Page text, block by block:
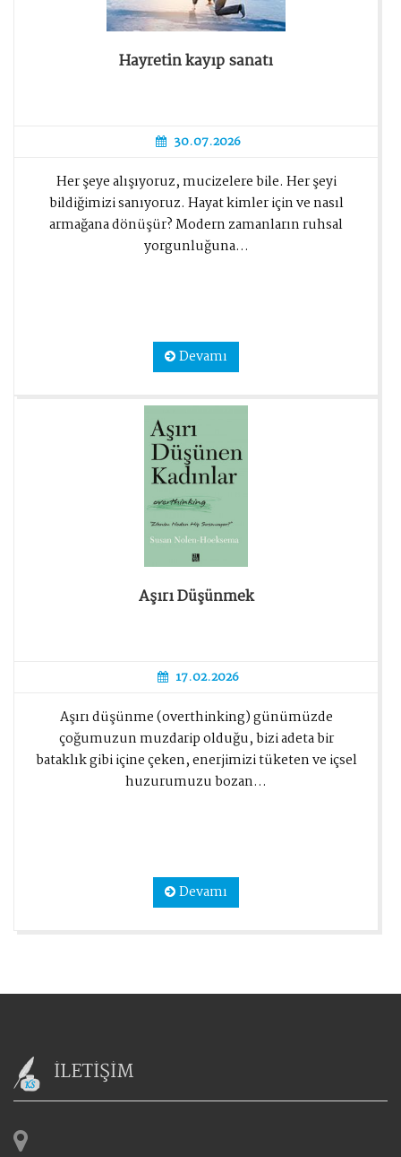
Hayretin kayıp sanatı
30.07.2026
Her şeye alışıyoruz, mucizelere bile. Her şeyi
bildiğimizi sanıyoruz. Hayat kimler için ve nasıl
armağana dönüşür? Modern zamanların ruhsal
yorgunluğuna...
Devamı
Aşırı Düşünmek
17.02.2026
Aşırı düşünme (overthinking) günümüzde
çoğumuzun muzdarip olduğu, bizi adeta bir
bataklık gibi içine çeken, enerjimizi tüketen ve içsel
huzurumuzu bozan...
Devamı
İLETİŞİM